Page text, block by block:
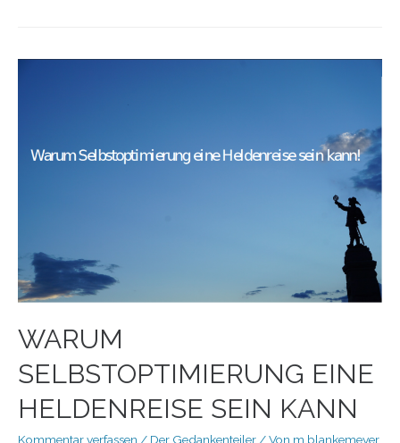
WARUM
SELBSTOPTIMIERUNG EINE
HELDENREISE SEIN KANN
Kommentar verfassen / Der Gedankenteiler / Von m.blankemeyer